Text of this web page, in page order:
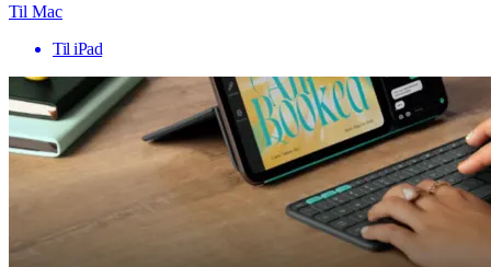
Til Mac
Til iPad